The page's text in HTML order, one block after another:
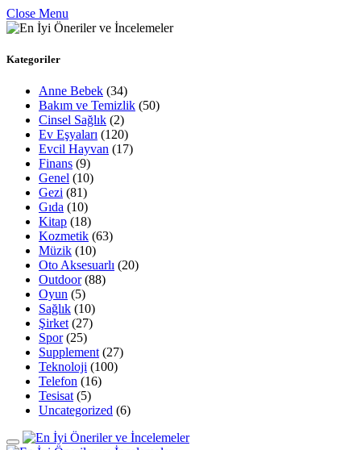
Close Menu
Kategoriler
Anne Bebek (34)
Bakım ve Temizlik (50)
Cinsel Sağlık (2)
Ev Eşyaları (120)
Evcil Hayvan (17)
Finans (9)
Genel (10)
Gezi (81)
Gıda (10)
Kitap (18)
Kozmetik (63)
Müzik (10)
Oto Aksesuarlı (20)
Outdoor(88)
Oyun (5)
Sağlık (10)
Şirket (27)
Spor(25)
Supplement (27)
Teknoloji (100)
Telefon (16)
Tesisat (5)
Uncategorized (6)